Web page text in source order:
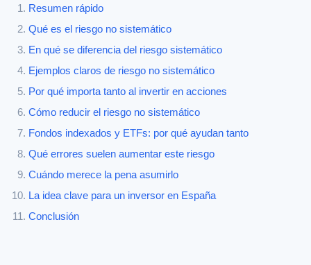
Resumen rápido
Qué es el riesgo no sistemático
En qué se diferencia del riesgo sistemático
Ejemplos claros de riesgo no sistemático
Por qué importa tanto al invertir en acciones
Cómo reducir el riesgo no sistemático
Fondos indexados y ETFs: por qué ayudan tanto
Qué errores suelen aumentar este riesgo
Cuándo merece la pena asumirlo
La idea clave para un inversor en España
Conclusión